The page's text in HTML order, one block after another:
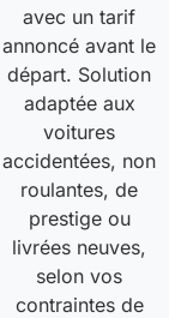
avec un tarif
annoncé avant le
départ. Solution
adaptée aux
voitures
accidentées, non
roulantes, de
prestige ou
livrées neuves,
selon vos
contraintes de